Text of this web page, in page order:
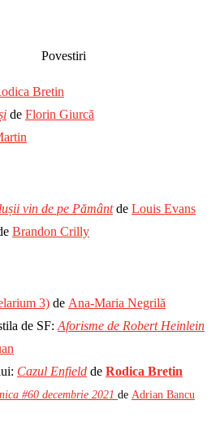
Povestiri
Bretin
de Florin Giurcă
vin de pe Pământde Louis Evans
Brandon Crilly
3) de Ana-Maria Negrilă
de SF:Aforisme de Robert Heinlein
Cazul Enfield de Rodica Bretin
#60 decembrie 2021 de Adrian Bancu